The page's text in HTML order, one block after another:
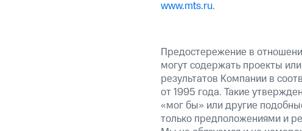
www.mts.ru.
Предостережение в
могут содержать проекты
результатов Компании в
от 1995 года. Такие
«мог бы» или другие
только предположениями и